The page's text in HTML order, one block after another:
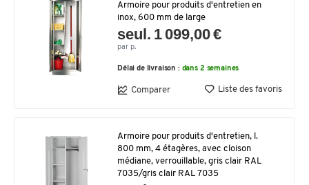
Armoire pour produits d'entretien en
inox, 600 mm de large
seul. 1 099,00 €
par p.
Délai de livraison : dans 2 semaines
Comparer Liste des favoris
Armoire pour produits d'entretien, l.
800 mm, 4 étagères, avec cloison
médiane, verrouillable, gris clair RAL
7035/gris clair RAL 7035